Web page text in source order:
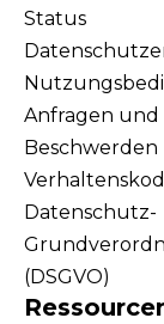
Status
Anfragen und
Beschwerden
Datenschutz-
(DSGVO)